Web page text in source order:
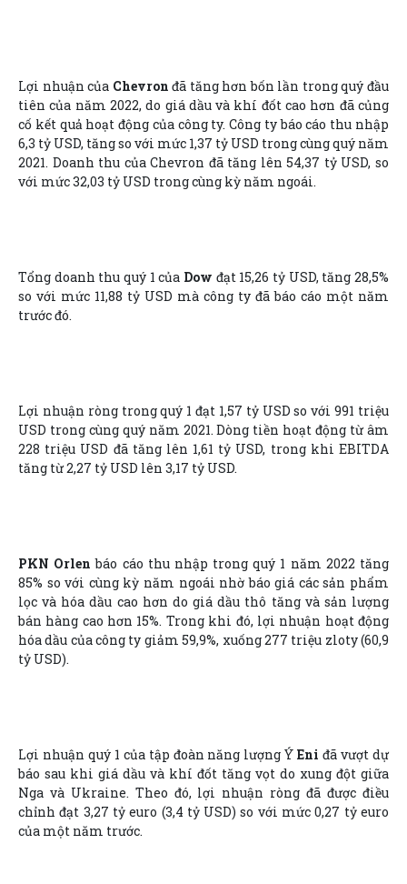
Lợi nhuận của Chevron đã tăng hơn bốn lần trong quý đầu
tiên của năm 2022, do giá dầu và khí đốt cao hơn đã củng
cố kết quả hoạt động của công ty. Công ty báo cáo thu nhập
6,3 tỷ USD, tăng so với mức 1,37 tỷ USD trong cùng quý năm
2021. Doanh thu của Chevron đã tăng lên 54,37 tỷ USD, so
với mức 32,03 tỷ USD trong cùng kỳ năm ngoái.
Tổng doanh thu quý 1 của Dow đạt 15,26 tỷ USD, tăng 28,5%
so với mức 11,88 tỷ USD mà công ty đã báo cáo một năm
trước đó.
Lợi nhuận ròng trong quý 1 đạt 1,57 tỷ USD so với 991 triệu
USD trong cùng quý năm 2021. Dòng tiền hoạt động từ âm
228 triệu USD đã tăng lên 1,61 tỷ USD, trong khi EBITDA
tăng từ 2,27 tỷ USD lên 3,17 tỷ USD.
PKN Orlen báo cáo thu nhập trong quý 1 năm 2022 tăng
85% so với cùng kỳ năm ngoái nhờ báo giá các sản phẩm
lọc và hóa dầu cao hơn do giá dầu thô tăng và sản lượng
bán hàng cao hơn 15%. Trong khi đó, lợi nhuận hoạt động
hóa dầu của công ty giảm 59,9%, xuống 277 triệu zloty (60,9
tỷ USD).
Lợi nhuận quý 1 của tập đoàn năng lượng ÝEni đã vượt dự
báo sau khi giá dầu và khí đốt tăng vọt do xung đột giữa
Nga và Ukraine. Theo đó, lợi nhuận ròng đã được điều
chỉnh đạt 3,27 tỷ euro (3,4 tỷ USD) so với mức 0,27 tỷ euro
của một năm trước.